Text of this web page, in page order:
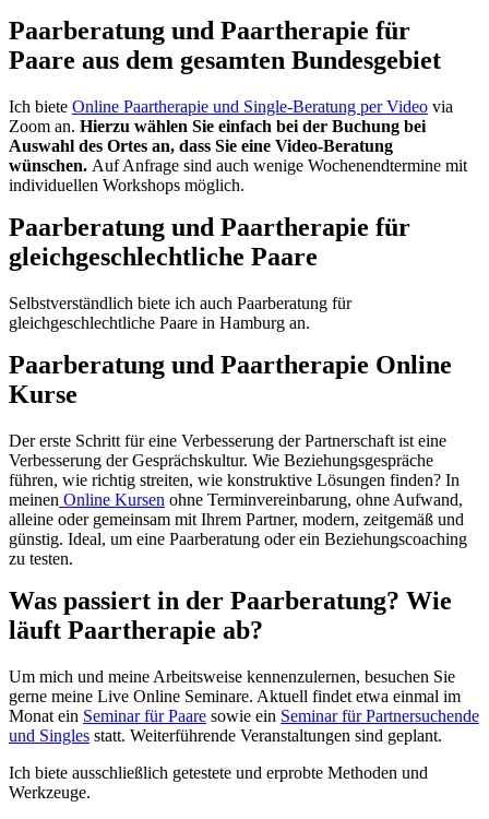
Paarberatung und Paartherapie für
Paare aus dem gesamten Bundesgebiet
Ich biete Online Paartherapie und Single-Beratung per Video via
Zoom an. Hierzu wählen Sie einfach bei der Buchung bei
Auswahl des Ortes an, dass Sie eine Video-Beratung
wünschen. Auf Anfrage sind auch wenige Wochenendtermine mit
individuellen Workshops möglich.
Paarberatung und Paartherapie für
gleichgeschlechtliche Paare
Selbstverständlich biete ich auch Paarberatung für
gleichgeschlechtliche Paare in Hamburg an.
Paarberatung und Paartherapie Online
Kurse
Der erste Schritt für eine Verbesserung der Partnerschaft ist eine
Verbesserung der Gesprächskultur. Wie Beziehungsgespräche
führen, wie richtig streiten, wie konstruktive Lösungen finden? In
meinen Online Kursen ohne Terminvereinbarung, ohne Aufwand,
alleine oder gemeinsam mit Ihrem Partner, modern, zeitgemäß und
günstig. Ideal, um eine Paarberatung oder ein Beziehungscoaching
zu testen.
Was passiert in der Paarberatung? Wie
läuft Paartherapie ab?
Um mich und meine Arbeitsweise kennenzulernen, besuchen Sie
gerne meine Live Online Seminare. Aktuell findet etwa einmal im
Monat ein Seminar für Paare sowie ein Seminar für Partnersuchende
und Singles statt. Weiterführende Veranstaltungen sind geplant.
Ich biete ausschließlich getestete und erprobte Methoden und
Werkzeuge.